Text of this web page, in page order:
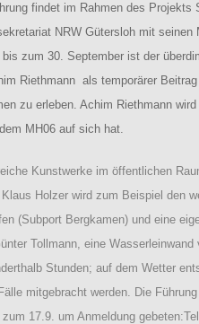
findet im Rahmen des Projekts
NRW Gütersloh mit seinen
zum 30. September ist der
Riethmann als temporärer
zu erleben. Achim Riethmann
MH06 auf sich hat.
Kunstwerke im öffentlichen
Klaus Holzer wird zum Beispiel den
(Subport Bergkamen) und eine
Tollmann, eine
Stunden; auf dem Wetter
mitgebracht werden. Die
17.9. um Anmeldung